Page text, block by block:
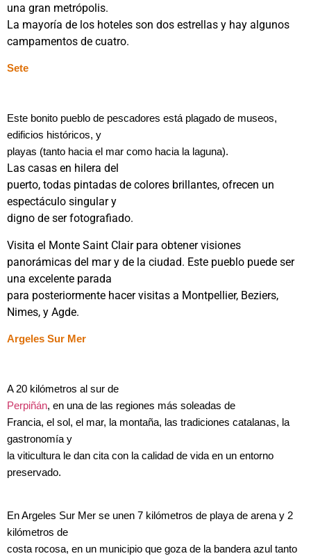
una gran metrópolis.
La mayoría de los hoteles son dos estrellas y hay algunos
campamentos de cuatro.
Sete
Este bonito pueblo de pescadores está plagado de museos,
edificios históricos, y
playas (tanto hacia el mar como hacia la laguna).
Las casas en hilera del
puerto, todas pintadas de colores brillantes, ofrecen un
espectáculo singular y
digno de ser fotografiado.
Visita el Monte Saint Clair para obtener visiones
panorámicas del mar y de la ciudad. Este pueblo puede ser
una excelente parada
para posteriormente hacer visitas a Montpellier, Beziers,
Nimes, y Agde.
Argeles Sur Mer
A 20 kilómetros al sur de
Perpiñán, en una de las regiones más soleadas de
Francia, el sol, el mar, la montaña, las tradiciones catalanas, la
gastronomía y
la viticultura le dan cita con la calidad de vida en un entorno
preservado.
En Argeles Sur Mer se unen 7 kilómetros de playa de arena y 2
kilómetros de
costa rocosa, en un municipio que goza de la bandera azul tanto